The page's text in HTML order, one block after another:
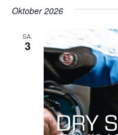
Oktober 2026
SA.
3